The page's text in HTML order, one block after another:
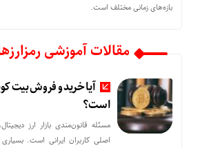
بازه‌های زمانی مختلف است.
مقالات آموزشی
آیا خرید و فروش بیت
است؟
مسئله قانون‌مندی بازار ارز
اصلی کاربران ایرانی است.